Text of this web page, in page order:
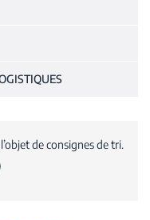
de consignes de tri.